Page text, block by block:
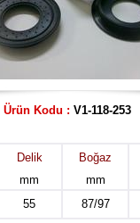
Ürün Kodu : V1-118-253
Delik
mm
Boğaz
mm
55 87/97